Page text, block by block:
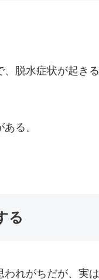
脱水症状が起き
る。
る
れがちだが、実は